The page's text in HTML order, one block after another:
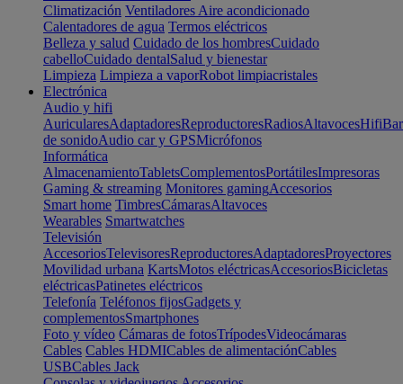
Climatización Ventiladores Aire acondicionado
Calentadores de agua Termos eléctricos
Belleza y salud Cuidado de los hombresCuidado
cabelloCuidado dentalSalud y bienestar
Limpieza Limpieza a vaporRobot limpiacristales
Electrónica
Audio y hifi
AuricularesAdaptadoresReproductoresRadiosAltavocesHifi
de sonidoAudio car y GPSMicrófonos
Informática
AlmacenamientoTabletsComplementosPortátilesImpresoras
Gaming & streaming Monitores gamingAccesorios
Smart home TimbresCámarasAltavoces
Wearables Smartwatches
Televisión
AccesoriosTelevisoresReproductoresAdaptadoresProyectores
Movilidad urbana KartsMotos eléctricasAccesoriosBicicletas
eléctricasPatinetes eléctricos
Telefonía Teléfonos fijosGadgets y
complementosSmartphones
Foto y vídeo Cámaras de fotosTrípodesVideocámaras
Cables Cables HDMICables de alimentaciónCables
USBCables Jack